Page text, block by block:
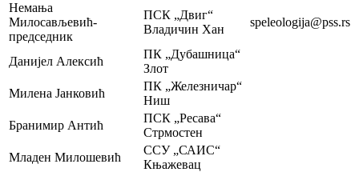
Немања
Милосављевић-
председник
ПСК „Двиг“
Владичин Хан
speleologija@pss.rs
Данијел Алексић
ПК „Дубашница“
Злот
Милена Јанковић
ПК „Железничар“
Ниш
Бранимир Антић
ПСК „Ресава“
Стрмостен
Младен Милошевић
ССУ „САИС“
Књажевац